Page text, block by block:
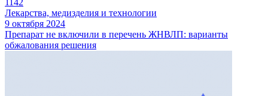
Лекарства, медизделия и технологии
9 октября 2024
Препарат не включили в перечень ЖНВЛП: варианты
обжалования решения